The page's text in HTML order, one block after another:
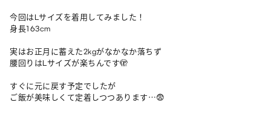
今回はLサイズを着用してみました！
身長163cm
実はお正月に蓄えた2kgがなかなか落ちず
腰回りはLサイズが楽ちんです🫣
すぐに元に戻す予定でしたが
ご飯が美味しくて定着しつつあります…😨